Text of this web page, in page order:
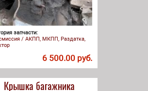
запчасти:
/ АКПП, МКПП, Раздатка,
6 500.00 руб.
Крышка багажника